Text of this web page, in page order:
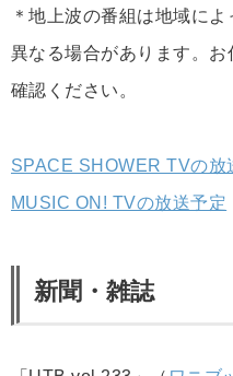
＊地上波の番組は地域に
異なる場合があります。
確認ください。
SPACE SHOWER TVの放
MUSIC ON! TVの放送予定
新聞・雑誌